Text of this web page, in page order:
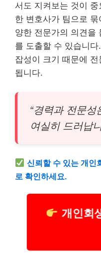
서도 지켜보는 것이
한 변호사가 팀으로
양한 전문가의 의견을
를 도출할 수 있습니
잡성이 크기 때문에
됩니다.
“경력과 전문
여실히 드러납
신뢰할 수 있는 개인
로 확인하세요.
개인회